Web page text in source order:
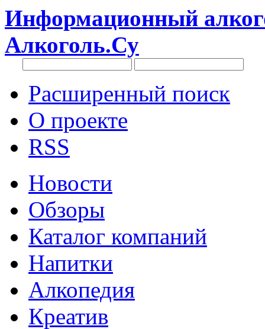
Информационный
Алкоголь.Су
Расширенный поиск
О проекте
RSS
Новости
Обзоры
Каталог компаний
Напитки
Алкопедия
Креатив